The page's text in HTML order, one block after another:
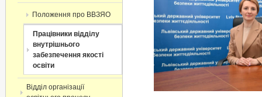
Положення про ВВЗЯО
Працівники відділу
внутрішнього
забезпечення якості
освіти
Відділ організації